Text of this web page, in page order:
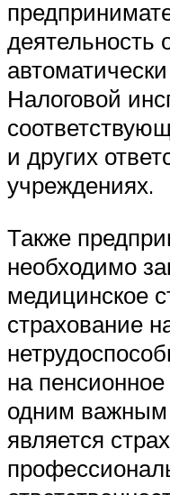
деятельность
Налоговой
и других
учреждениях.
Также
необходимо
медицинское
страхование
на
одним важным
является